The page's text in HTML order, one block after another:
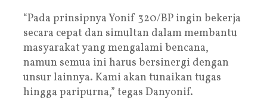
“Pada prinsipnya Yonif 320/BP ingin bekerja
secara cepat dan simultan dalam membantu
masyarakat yang mengalami bencana,
namun semua ini harus bersinergi dengan
unsur lainnya. Kami akan tunaikan tugas
hingga paripurna,” tegas Danyonif.